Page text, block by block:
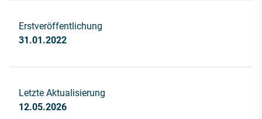
Erstveröffentlichung
31.01.2022
Letzte Aktualisierung
12.05.2026